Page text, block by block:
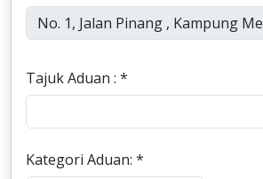
Tajuk Aduan : *
Kategori Aduan: *